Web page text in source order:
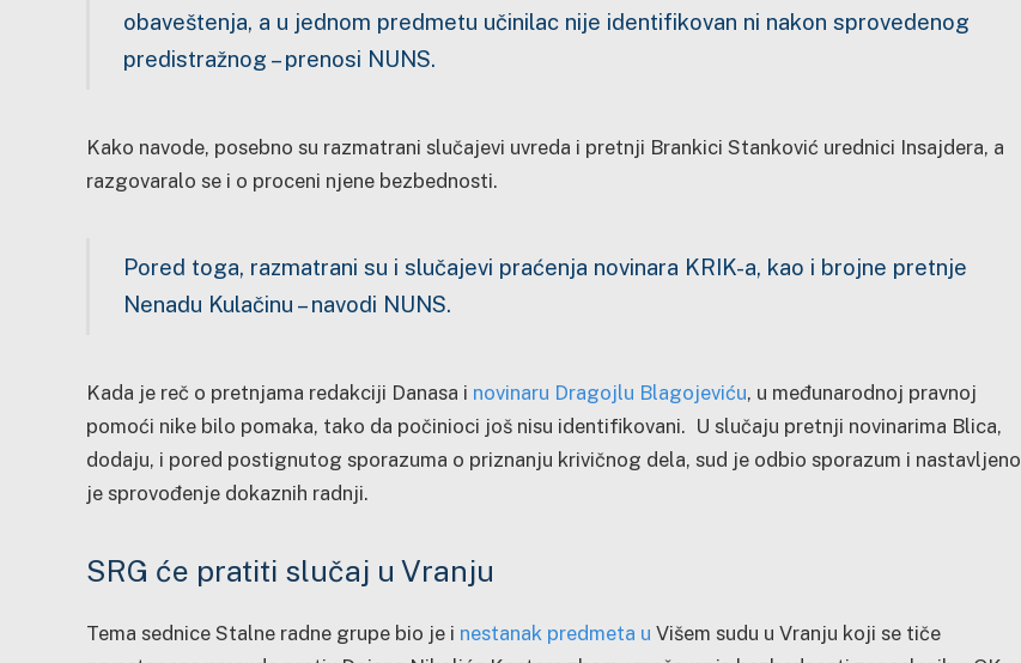
obaveštenja, a u jednom predmetu učinilac nije identifikovan ni nakon sprovedenog
predistražnog – prenosi NUNS.
Kako navode, posebno su razmatrani slučajevi uvreda i pretnji Brankici Stanković urednici Insajdera, a
razgovaralo se i o proceni njene bezbednosti.
Pored toga, razmatrani su i slučajevi praćenja novinara KRIK-a, kao i brojne pretnje
Nenadu Kulačinu – navodi NUNS.
Kada je reč o pretnjama redakciji Danasa i novinaru Dragojlu Blagojeviću, u međunarodnoj pravnoj
pomoći nike bilo pomaka, tako da počinioci još nisu identifikovani. U slučaju pretnji novinarima Blica,
dodaju, i pored postignutog sporazuma o priznanju krivičnog dela, sud je odbio sporazum i nastavljeno
je sprovođenje dokaznih radnji.
SRG će pratiti slučaj u Vranju
Tema sednice Stalne radne grupe bio je i nestanak predmeta u Višem sudu u Vranju koji se tiče